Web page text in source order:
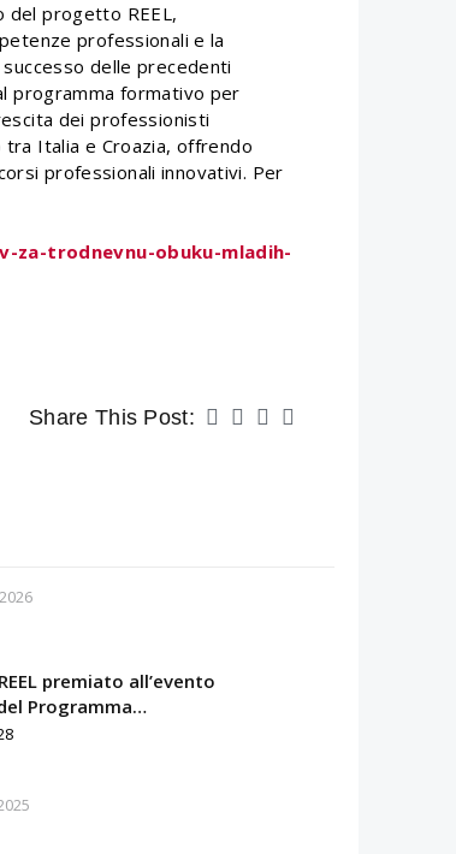
del progetto REEL,
professionali e la
delle precedenti
programma formativo per
dei professionisti
Italia e Croazia, offrendo
professionali innovativi. Per
trodnevnu-obuku-mladih-
Share This Post:
premiato all’evento
Programma…